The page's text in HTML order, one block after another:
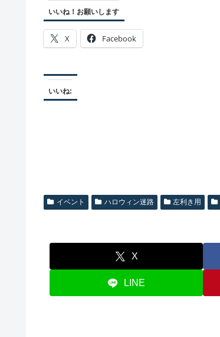
いいね！お願いします
X Facebook
いいね:
イベント ハロウィン迷路 左利き用
X
LINE